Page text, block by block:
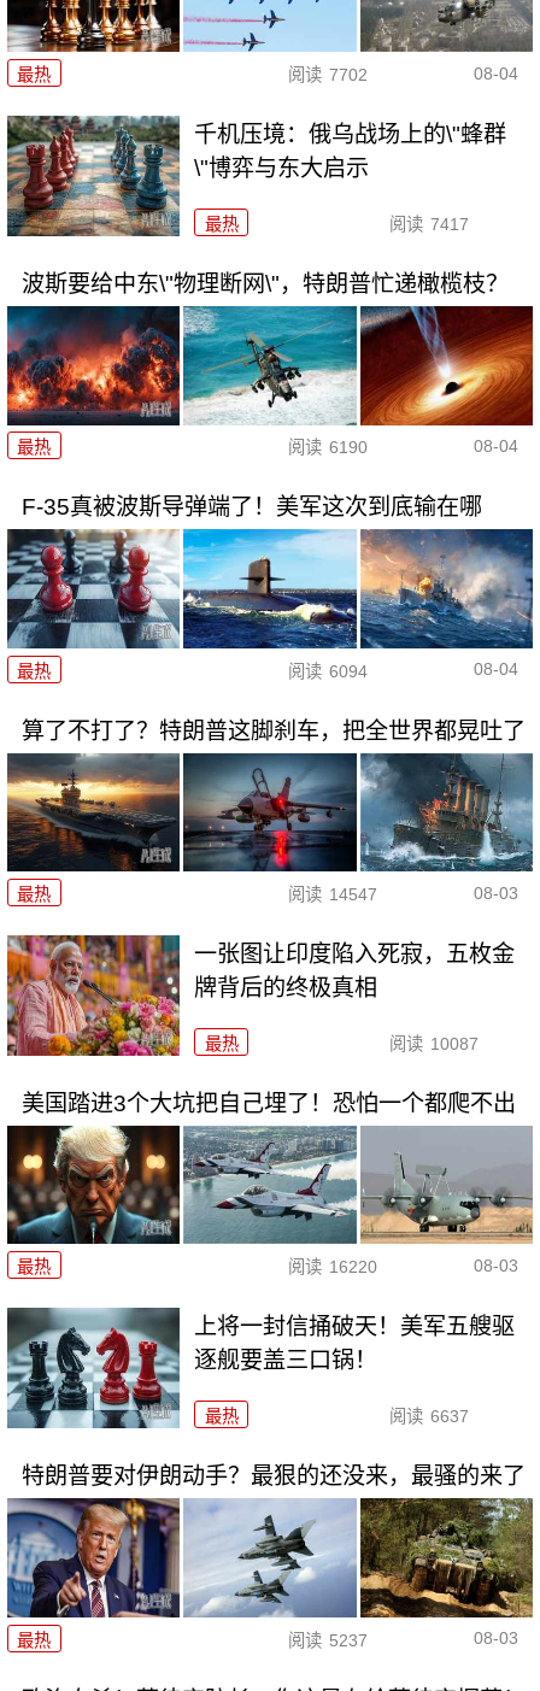
最热 阅读 7702 08-04
千机压境：俄乌战场上的\"蜂群
\"博弈与东大启示
最热 阅读 7417
波斯要给中东\"物理断网\"，特朗普忙递橄榄枝？
最热 阅读 6190 08-04
F-35真被波斯导弹端了！美军这次到底输在哪
最热 阅读 6094 08-04
算了不打了？特朗普这脚刹车，把全世界都晃吐了
最热 阅读 14547 08-03
一张图让印度陷入死寂，五枚金
牌背后的终极真相
最热 阅读 10087
美国踏进3个大坑把自己埋了！恐怕一个都爬不出
最热 阅读 16220 08-03
上将一封信捅破天！美军五艘驱
逐舰要盖三口锅！
最热 阅读 6637
特朗普要对伊朗动手？最狠的还没来，最骚的来了
最热 阅读 5237 08-03